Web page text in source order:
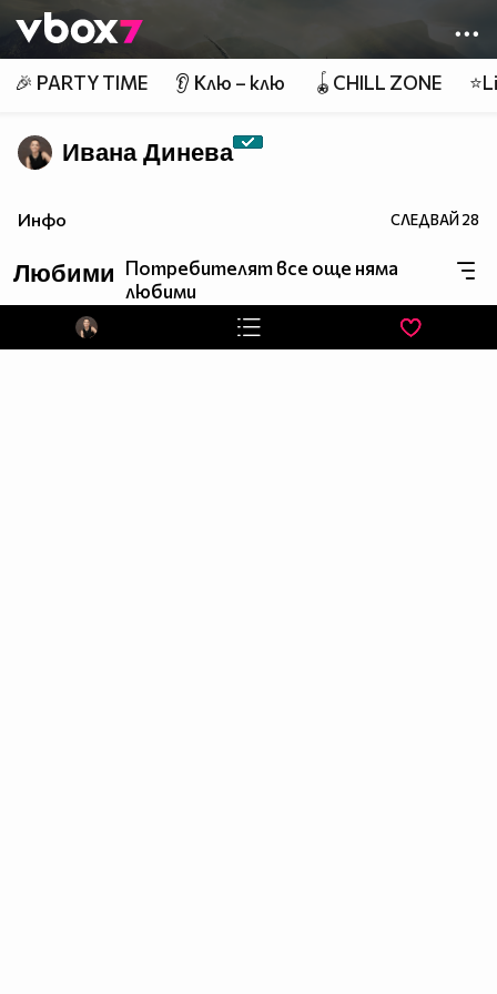
👾
🎉 PARTY TIME 👂 Клю – клю 🪀CHILL ZONE
Ивана Динева
Инфо СЛЕДВАЙ28
Любими Потребителят все още няма
любими